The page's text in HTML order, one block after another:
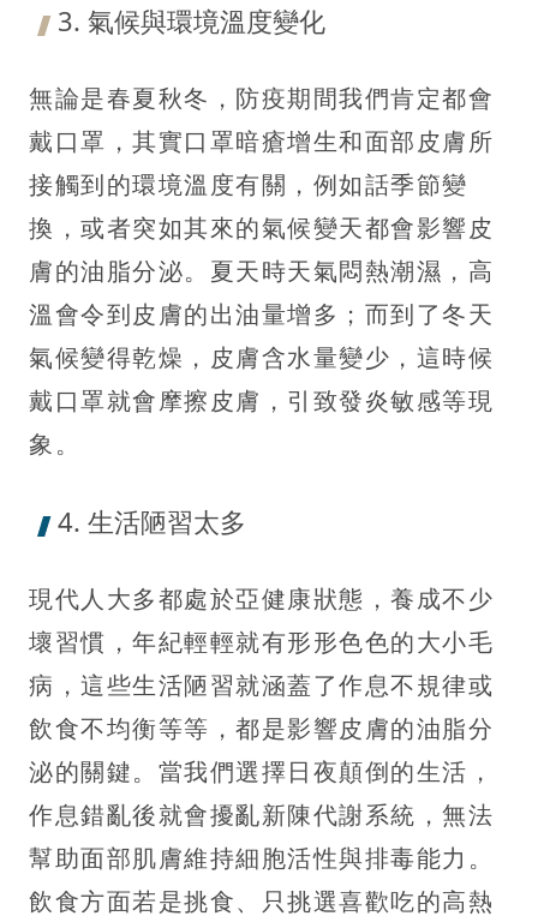
3. 氣候與環境溫度變化
無論是春夏秋冬，防疫期間我們肯定都會
戴口罩，其實口罩暗瘡增生和面部皮膚所
接觸到的環境溫度有關，例如話季節變
換，或者突如其來的氣候變天都會影響皮
膚的油脂分泌。夏天時天氣悶熱潮濕，高
溫會令到皮膚的出油量增多；而到了冬天
氣候變得乾燥，皮膚含水量變少，這時候
戴口罩就會摩擦皮膚，引致發炎敏感等現
象。
4. 生活陋習太多
現代人大多都處於亞健康狀態，養成不少
壞習慣，年紀輕輕就有形形色色的大小毛
病，這些生活陋習就涵蓋了作息不規律或
飲食不均衡等等，都是影響皮膚的油脂分
泌的關鍵。當我們選擇日夜顛倒的生活，
作息錯亂後就會擾亂新陳代謝系統，無法
幫助面部肌膚維持細胞活性與排毒能力。
飲食方面若是挑食、只挑選喜歡吃的高熱